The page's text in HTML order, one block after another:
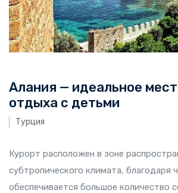
Алания — идеальное
отдыха с детьми
Турция
Курорт расположен в зоне
субтропического климата, благодаря
обеспечивается большое количество